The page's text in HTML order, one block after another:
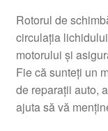
Livrare în toată
Plângere
Plățile
Rotorul de
circulația
motorului și
Fie că sunteți un
de reparații auto,
ajuta să vă